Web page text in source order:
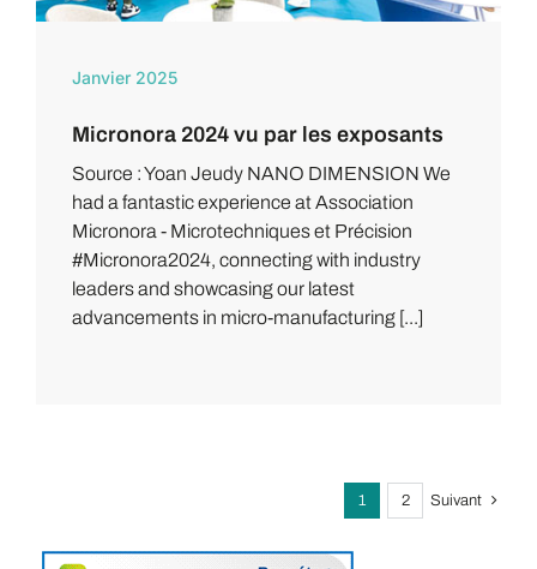
Janvier 2025
Micronora 2024 vu par les exposants
Source : Yoan Jeudy NANO DIMENSION We
had a fantastic experience at Association
Micronora - Microtechniques et Précision
#Micronora2024, connecting with industry
leaders and showcasing our latest
advancements in micro-manufacturing [...]
1 2 Suivant